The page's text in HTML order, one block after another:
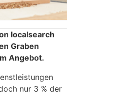
localsearch
Graben
Angebot.
nur 3 % der